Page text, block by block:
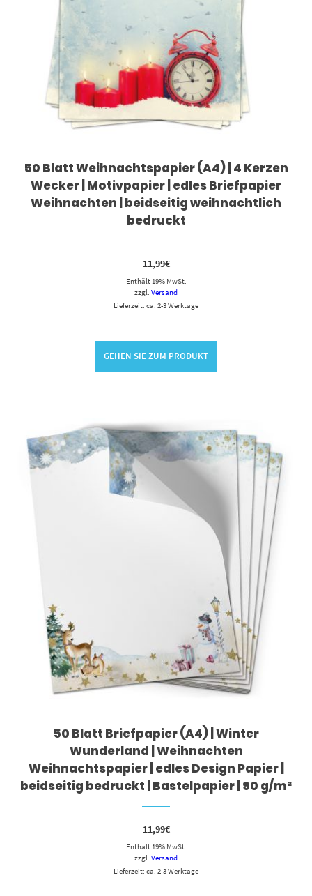
50 Blatt Weihnachtspapier (A4) | 4 Kerzen
Wecker | Motivpapier | edles Briefpapier
Weihnachten | beidseitig weihnachtlich
bedruckt
11,99€
Enthält 19% MwSt.
zzgl. Versand
Lieferzeit: ca. 2-3 Werktage
GEHEN SIE ZUM PRODUKT
50 Blatt Briefpapier (A4) | Winter
Wunderland | Weihnachten
Weihnachtspapier | edles Design Papier |
beidseitig bedruckt | Bastelpapier | 90 g/m²
11,99€
Enthält 19% MwSt.
zzgl. Versand
Lieferzeit: ca. 2-3 Werktage